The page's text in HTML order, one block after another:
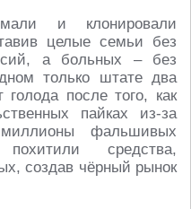
и клонировали
целые семьи без
а больных – без
только штате два
голода после того, как
пайках из-за
фальшивых
средства,
создав чёрный рынок